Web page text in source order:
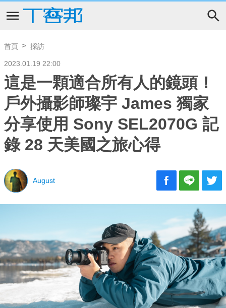
首頁 採訪
2023.01.19 22:00
這是一顆適合所有人的鏡頭！
戶外攝影師璨宇 James 獨家
分享使用 Sony SEL2070G 記
錄 28 天美國之旅心得
August